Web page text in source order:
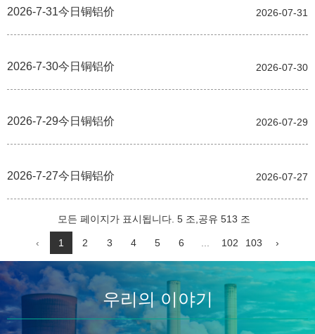
2026-07-31
2026-7-31今日铜铝价
2026-07-30
2026-7-30今日铜铝价
2026-07-29
2026-7-29今日铜铝价
2026-07-27
2026-7-27今日铜铝价
모든 페이지가 표시됩니다. 5 조,공유 513 조
‹ 1 2 3 4 5 6 102 103 ›
우리의 이야기